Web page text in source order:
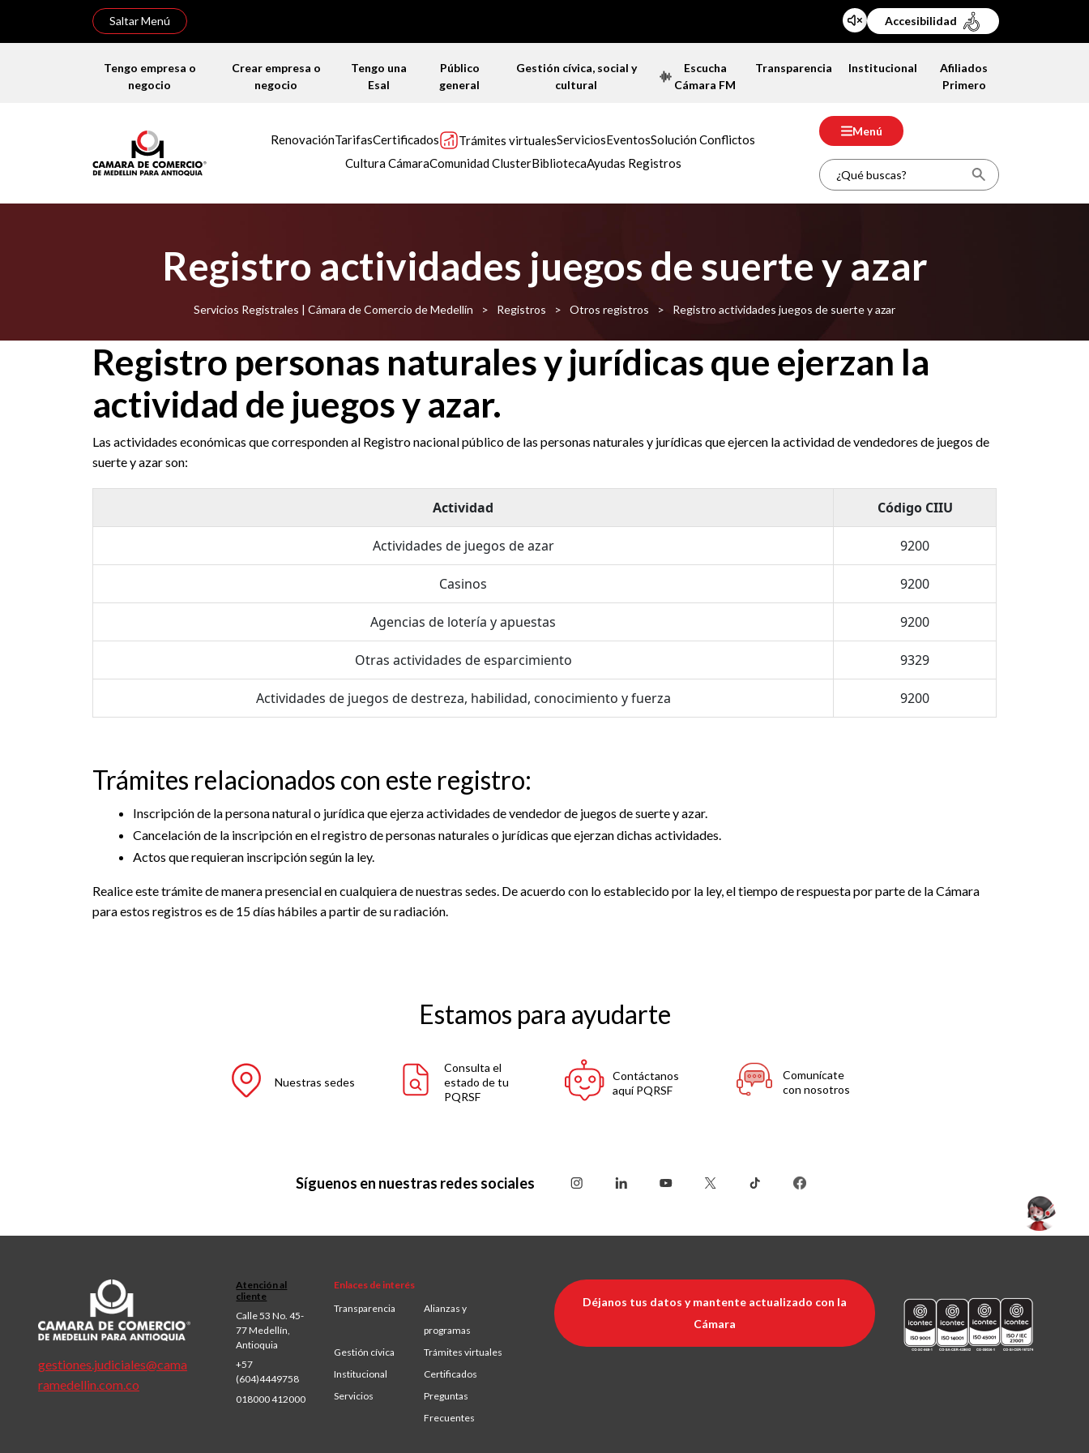
Saltar Menú Accesibilidad
Tengo empresa o
negocio
Crear empresa o
negocio
Tengo una
Esal
Público
general
Gestión cívica, social y
cultural
Escucha
Cámara FM
Transparencia Institucional
Afiliados
Primero
RenovaciónTarifasCertificados Trámites virtualesServiciosEventosSolución Conflictos
Cultura CámaraComunidad ClusterBibliotecaAyudas Registros
Menú
Registro actividades juegos de suerte y azar
Servicios Registrales | Cámara de Comercio de Medellín > Registros > Otros registros > Registro actividades juegos de suerte y azar
Registro personas naturales y jurídicas que ejerzan la
actividad de juegos y azar.
Las actividades económicas que corresponden al Registro nacional público de las personas naturales y jurídicas que ejercen la actividad de vendedores de juegos de
suerte y azar son:
Actividad Código CIIU
Actividades de juegos de azar 9200
Casinos 9200
Agencias de lotería y apuestas 9200
Otras actividades de esparcimiento 9329
Actividades de juegos de destreza, habilidad, conocimiento y fuerza 9200
Trámites relacionados con este registro:
Inscripción de la persona natural o jurídica que ejerza actividades de vendedor de juegos de suerte y azar.
Cancelación de la inscripción en el registro de personas naturales o jurídicas que ejerzan dichas actividades.
Actos que requieran inscripción según la ley.
Realice este trámite de manera presencial en cualquiera de nuestras sedes. De acuerdo con lo establecido por la ley, el tiempo de respuesta por parte de la Cámara
para estos registros es de 15 días hábiles a partir de su radiación.
Estamos para ayudarte
Nuestras sedes
Consulta el
estado de tu
PQRSF
Contáctanos
aquí PQRSF
Comunícate
con nosotros
Síguenos en nuestras redes sociales
gestiones.judiciales@cama
ramedellin.com.co
Atención al
cliente
Calle 53 No. 45-
77 Medellín,
Antioquia
+57
(604)4449758
018000 412000
Enlaces de interés
Transparencia
Alianzas y
programas
Gestión cívica
Trámites virtuales
Institucional
Certificados
Servicios
Preguntas
Frecuentes
Déjanos tus datos y mantente actualizado con la
Cámara